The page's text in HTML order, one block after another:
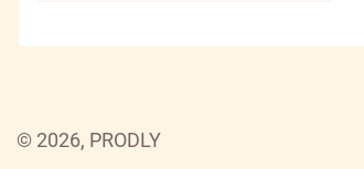
ЧИЗБЕРРИ ГУД ФУД ООО
© 2026, PRODLY